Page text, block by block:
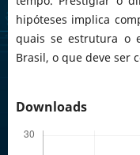
hipóteses implica
quais se estrutura o
Brasil, o que deve ser
Downloads